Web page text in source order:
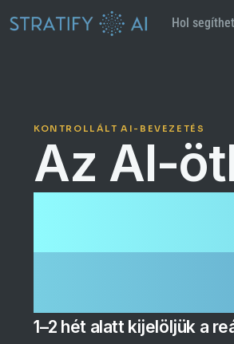
Hol
KONTROLLÁLT AI-BEVEZETÉS
Az Al-
1–2 hét alatt kijelöljük a